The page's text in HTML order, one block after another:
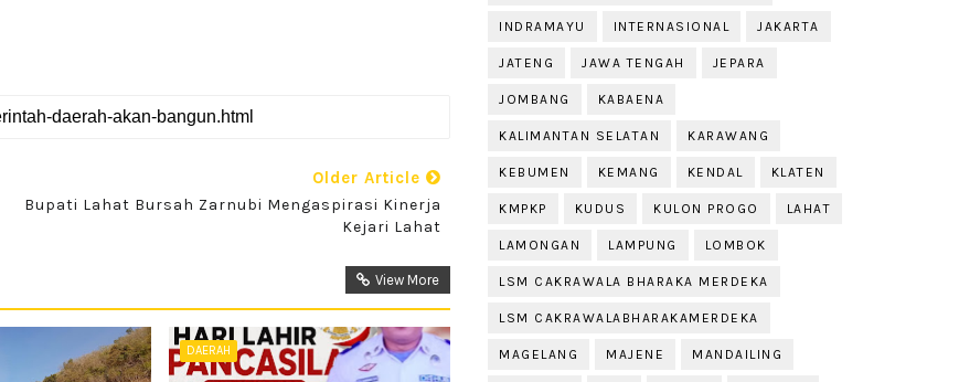
Older Article
Bupati Lahat Bursah Zarnubi Mengaspirasi Kinerja
Kejari Lahat
View More
DAERAH
INDRAMAYU INTERNASIONAL JAKARTA
JATENG JAWA TENGAH JEPARA
JOMBANG KABAENA
KALIMANTAN SELATAN KARAWANG
KEBUMEN KEMANG KENDAL KLATEN
KMPKP KUDUS KULON PROGO LAHAT
LAMONGAN LAMPUNG LOMBOK
LSM CAKRAWALA BHARAKA MERDEKA
LSM CAKRAWALABHARAKAMERDEKA
MAGELANG MAJENE MANDAILING